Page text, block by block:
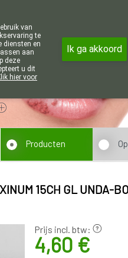
011/606002
Producten
15CH GL UNDA-
Prijs incl. btw:
4,60 €
van
te
diensten en
aan
deze
u dit
hier voor
Ik ga akkoord